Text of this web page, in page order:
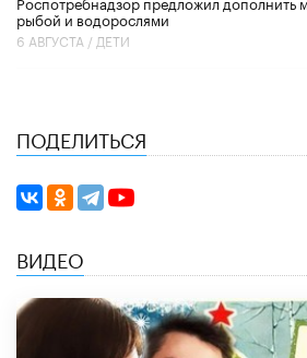
рыбой и водорослями
6 АВГУСТА / ДЕТИ
ПОДЕЛИТЬСЯ
ВИДЕО